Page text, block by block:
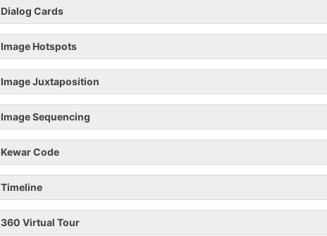
Dialog Cards
Image Hotspots
Image Juxtaposition
Image Sequencing
Kewar Code
Timeline
360 Virtual Tour